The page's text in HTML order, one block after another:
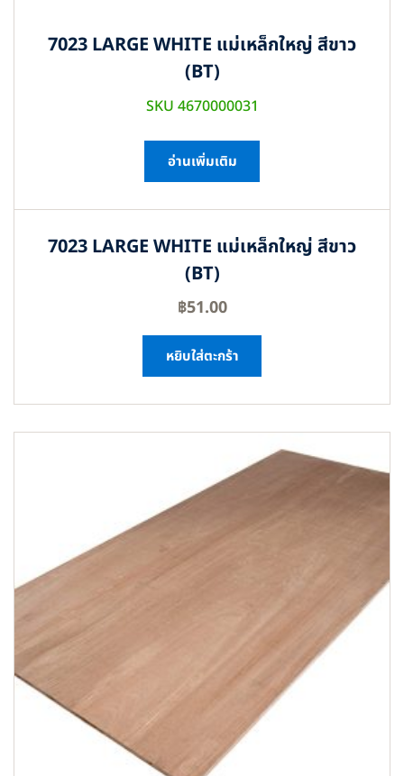
7023 LARGE WHITE แม่เหล็กใหญ่ สีขาว
(BT)
SKU 4670000031
อ่านเพิ่มเติม
7023 LARGE WHITE แม่เหล็กใหญ่ สีขาว
(BT)
฿51.00
หยิบใส่ตะกร้า